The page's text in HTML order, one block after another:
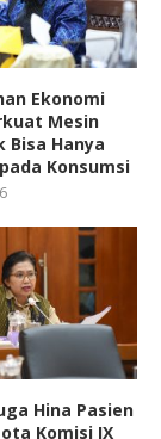
Ekonomi
Mesin
Bisa Hanya
Konsumsi
Hina Pasien
Komisi IX